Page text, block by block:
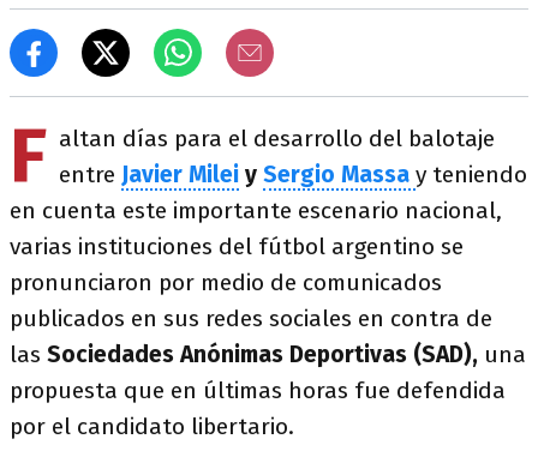
F altan días para el desarrollo del balotaje
entre Javier Milei y Sergio Massa y teniendo
en cuenta este importante escenario nacional,
varias instituciones del fútbol argentino se
pronunciaron por medio de comunicados
publicados en sus redes sociales en contra de
las Sociedades Anónimas Deportivas (SAD), una
propuesta que en últimas horas fue defendida
por el candidato libertario.